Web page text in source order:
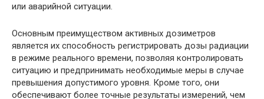
или аварийной ситуации.
Основным преимуществом активных дозиметров
является их способность регистрировать дозы радиации
в режиме реального времени, позволяя контролировать
ситуацию и предпринимать необходимые меры в случае
превышения допустимого уровня. Кроме того, они
обеспечивают более точные результаты измерений, чем